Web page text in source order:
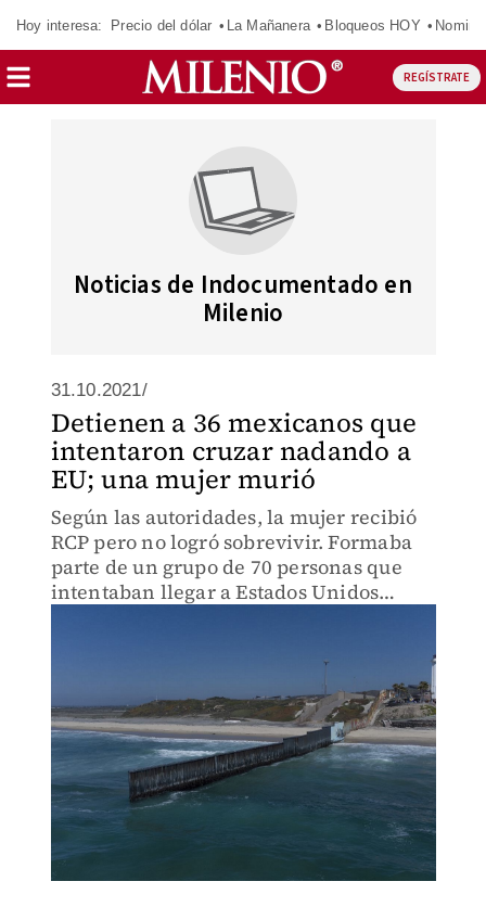
Hoy interesa: Precio del dólar La Mañanera Bloqueos HOY
REGÍSTRATE
Noticias de Indocumentado en
Milenio
31.10.2021/
Detienen a 36 mexicanos que
intentaron cruzar nadando a
EU; una mujer murió
Según las autoridades, la mujer recibió
RCP pero no logró sobrevivir. Formaba
parte de un grupo de 70 personas que
intentaban llegar a Estados Unidos